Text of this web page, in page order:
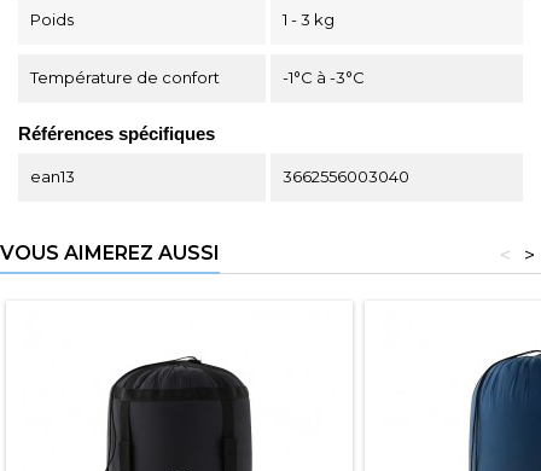
Poids 1 - 3 kg
Température de confort -1°C à -3°C
Références spécifiques
ean13 3662556003040
VOUS AIMEREZ AUSSI >
<